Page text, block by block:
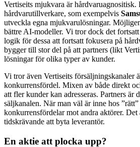
Vertiseits mjukvara är
hårdvarutillverkare, som exempelvis
utveckla egna mjukvarulösningar.
bättre AI-modeller. Vi tror dock det
logik för dessa att fortsatt fokusera på
bygger till stor del på att partners (likt
lösningar för olika typer av kunder.
Vi tror även Vertiseits försäljningskanaler
konkurrensfördel. Mixen av både direkt
att fler kunder kan adresseras. Partners är
säljkanalen. När man väl är inne hos ”rätt”
konkurrensfördelar mot andra aktörer.
tidskrävande att byta leverantör.
En aktie att plocka upp?